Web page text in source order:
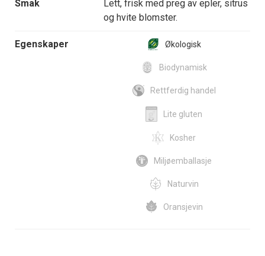
Smak
Lett, frisk med preg av epler, sitrus
og hvite blomster.
Egenskaper Økologisk
Biodynamisk
Rettferdig handel
Lite gluten
Kosher
Miljøemballasje
Naturvin
Oransjevin